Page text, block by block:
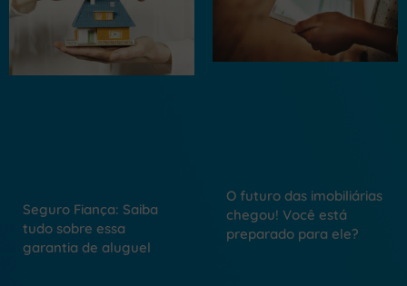
Seguro Fiança: Saiba
tudo sobre essa
garantia de aluguel
O futuro das imobiliárias
chegou! Você está
preparado para ele?